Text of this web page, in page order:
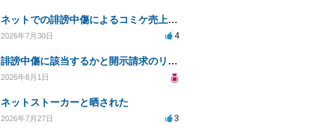
ネットでの誹謗中傷によるコミケ売上減少、損害賠償は可能か？
2026年7月30日 4
誹謗中傷に該当するかと開示請求のリスクを知りたい
2026年8月1日
ネットストーカーと晒された
2026年7月27日 3